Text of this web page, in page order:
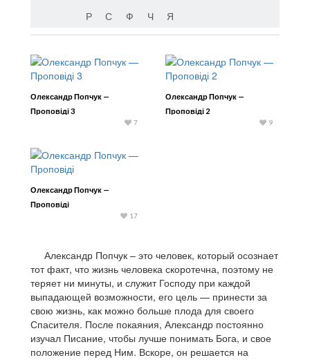
Р
С Ф Ч Я
Олександр Попчук —
Проповіді 3
7
Олександр Попчук —
Проповіді 2
9
Олександр Попчук —
Проповіді
17
Александр Попчук – это человек, который осознает
тот факт, что жизнь человека скоротечна, поэтому не
теряет ни минуты, и служит Господу при каждой
выпадающей возможности, его цель — принести за
свою жизнь, как можно больше плода для своего
Спасителя. После покаяния, Александр постоянно
изучал Писание, чтобы лучше понимать Бога, и свое
положение перед Ним. Вскоре, он решается на